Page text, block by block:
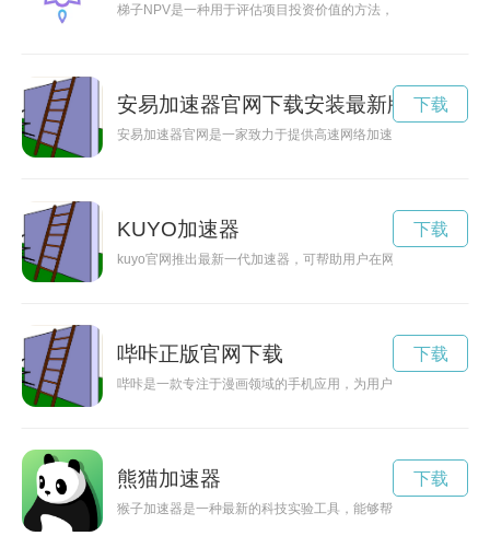
梯子NPV是一种用于评估项目投资价值的方法，通过优化梯子
安易加速器官网下载安装最新版
安易加速器官网是一家致力于提供高速网络加速服务的专业机
下载
KUYO加速器
kuyo官网推出最新一代加速器，可帮助用户在网络环境不佳的
下载
哔咔正版官网下载
哔咔是一款专注于漫画领域的手机应用，为用户提供丰富多彩
下载
熊猫加速器
猴子加速器是一种最新的科技实验工具，能够帮助研究人员加
下载